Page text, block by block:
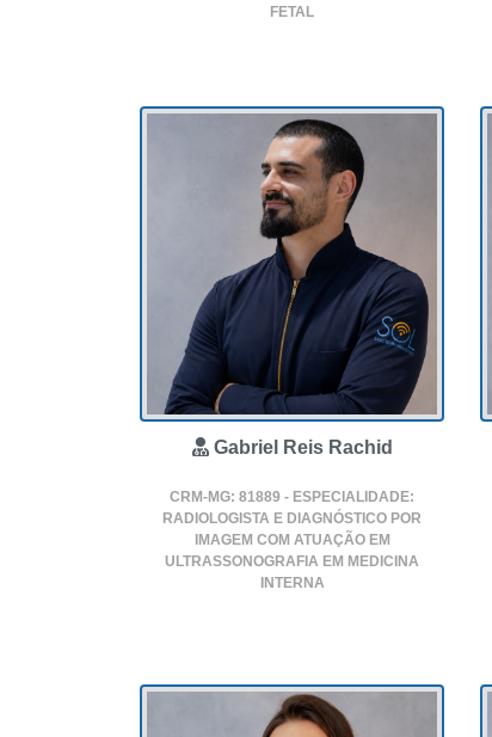
FETAL
Gabriel Reis Rachid
CRM-MG: 81889 - ESPECIALIDADE:
RADIOLOGISTA E DIAGNÓSTICO POR
IMAGEM COM ATUAÇÃO EM
ULTRASSONOGRAFIA EM MEDICINA
INTERNA